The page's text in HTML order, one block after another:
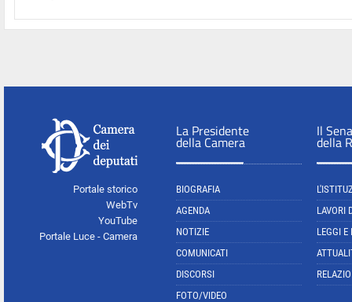
Portale storico
WebTv
YouTube
Portale Luce - Camera
La Presidente
della Camera
BIOGRAFIA
AGENDA
NOTIZIE
COMUNICATI
DISCORSI
FOTO/VIDEO
Il
della
LAVORI
LEGGI E